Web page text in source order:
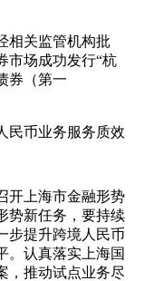
相关监管机构批
市场成功发行“杭
券（第一
民币业务服务质效
开上海市金融形势
势新任务，要持续
步提升跨境人民币
。认真落实上海国
，推动试点业务尽